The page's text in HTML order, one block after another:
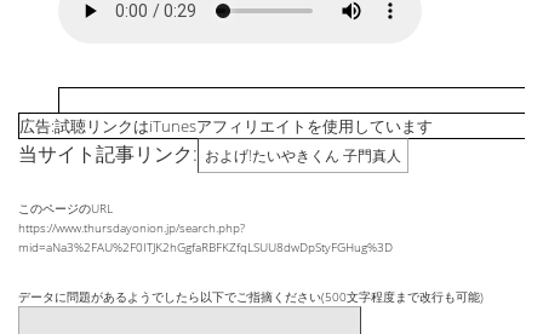
広告:試聴リンクはiTunesアフィリエイトを使用しています
当サイト記事リンク: およげ!たいやきくん 子門真人
このページのURL
https://www.thursdayonion.jp/search.php?
mid=aNa3%2FAU%2F0ITJK2hGgfaRBFKZfqLSUU8dwDpStyFGHug%3D
データに問題があるようでしたら以下でご指摘ください(500文字程度まで改行も可能)